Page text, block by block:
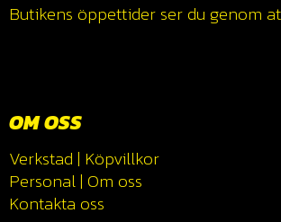
Butikens öppettider ser du genom
OM OSS
Verkstad | Köpvillkor
Personal| Om oss
Kontakta oss